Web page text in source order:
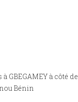
GBEGAMEY à côté de
Bénin